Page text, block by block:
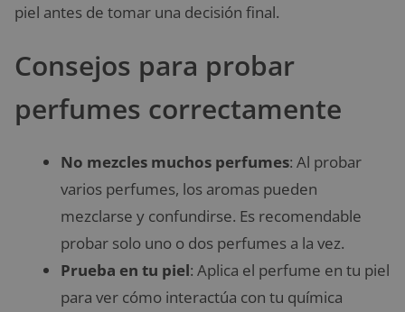
piel antes de tomar una decisión final.
Consejos para probar
perfumes correctamente
No mezcles muchos perfumes: Al probar
varios perfumes, los aromas pueden
mezclarse y confundirse. Es recomendable
probar solo uno o dos perfumes a la vez.
Prueba en tu piel: Aplica el perfume en tu piel
para ver cómo interactúa con tu química